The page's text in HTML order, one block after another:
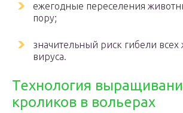
ежегодные переселения
пору;
значительный риск гибели
вируса.
Технология
кроликов в вольерах